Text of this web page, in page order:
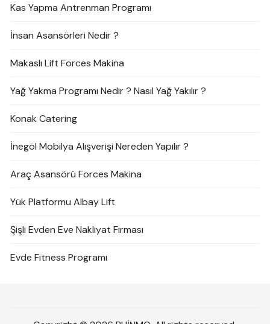
Kas Yapma Antrenman Programı
İnsan Asansörleri Nedir ?
Makaslı Lift Forces Makina
Yağ Yakma Programı Nedir ? Nasıl Yağ Yakılır ?
Konak Catering
İnegöl Mobilya Alışverişi Nereden Yapılır ?
Araç Asansörü Forces Makina
Yük Platformu Albay Lift
Şişli Evden Eve Nakliyat Firması
Evde Fitness Programı